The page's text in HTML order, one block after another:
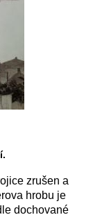
zrušen a
hrobu je
dochované